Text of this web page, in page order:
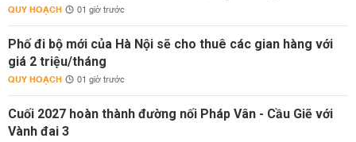
QUY HOẠCH 01 giờ trước
Phố đi bộ mới của Hà Nội sẽ cho thuê các gian hàng với
giá 2 triệu/tháng
QUY HOẠCH 01 giờ trước
Cuối 2027 hoàn thành đường nối Pháp Vân - Cầu Giẽ với
Vành đai 3